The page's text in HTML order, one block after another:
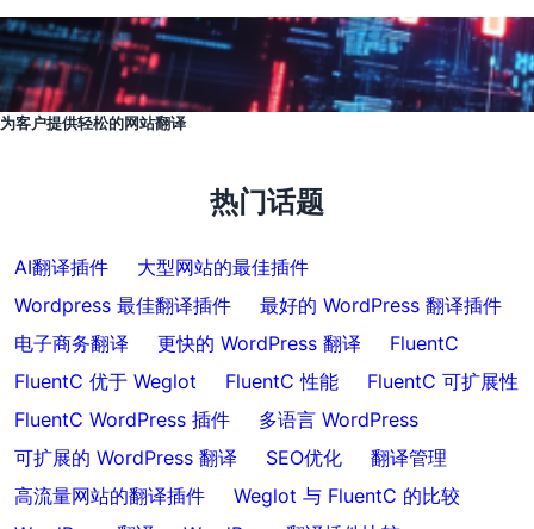
为客户提供轻松的网站翻译
热门话题
AI翻译插件
大型网站的最佳插件
Wordpress 最佳翻译插件
最好的 WordPress 翻译插件
电子商务翻译
更快的 WordPress 翻译
FluentC
FluentC 优于 Weglot
FluentC 性能
FluentC 可扩展性
FluentC WordPress 插件
多语言 WordPress
可扩展的 WordPress 翻译
SEO优化
翻译管理
高流量网站的翻译插件
Weglot 与 FluentC 的比较